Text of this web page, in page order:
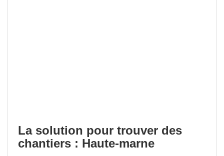
La solution pour trouver des
chantiers : Haute-marne